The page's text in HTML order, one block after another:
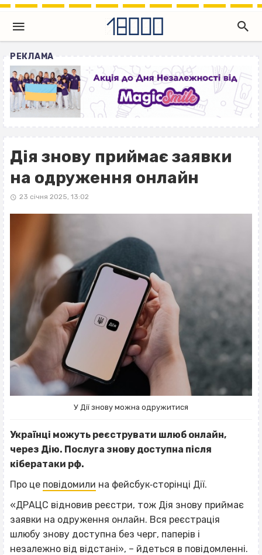
РЕКЛАМА
Дія знову приймає заявки
на одруження онлайн
23 січня 2025, 13:02
У Дії знову можна одружитися
Українці можуть реєструвати шлюб онлайн,
через Дію. Послуга знову доступна після
кібератаки рф.
Про це повідомили на фейсбук‐сторінці Дії.
«ДРАЦС відновив реєстри, тож Дія знову приймає
заявки на одруження онлайн. Вся реєстрація
шлюбу знову доступна без черг, паперів і
незалежно від відстані», – йдеться в повідомленні.